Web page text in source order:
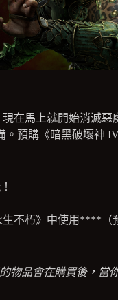
在馬上就開始消滅惡
。預購《暗黑破壞神
生不朽》中使用****（
物品會在購買後，當